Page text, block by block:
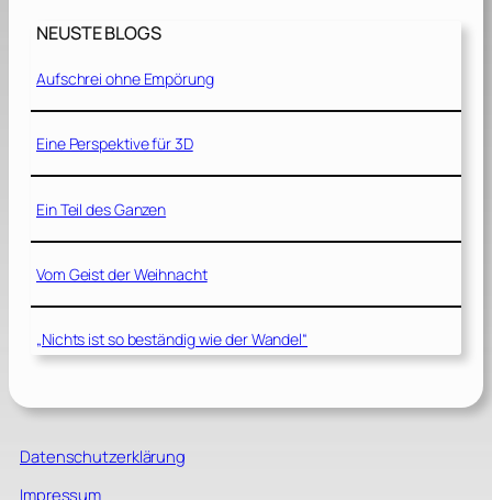
NEUSTE BLOGS
Aufschrei ohne Empörung
Eine Perspektive für 3D
Ein Teil des Ganzen
Vom Geist der Weihnacht
„Nichts ist so beständig wie der Wandel“
Datenschutzerklärung
Impressum